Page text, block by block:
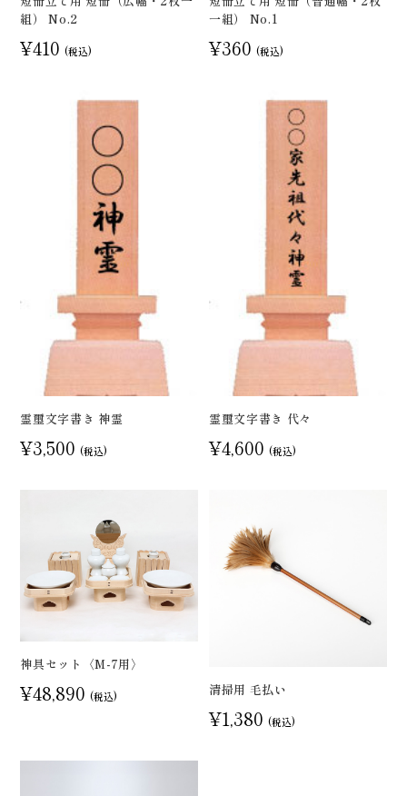
組） No.2
¥410 (税込)
一組） No.1
¥360 (税込)
霊璽文字書き 神霊
¥3,500 (税込)
霊璽文字書き 代々
¥4,600 (税込)
神具セット〈M-7用〉
¥48,890 (税込) 清掃用 毛払い
¥1,380 (税込)